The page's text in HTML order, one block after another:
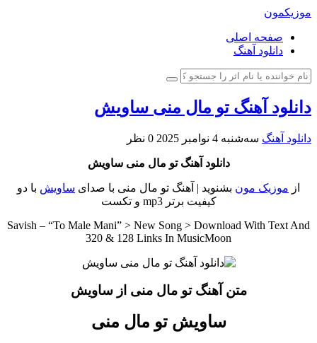
موزیکمون
صفحه اصلی
دانلود آهنگ
دانلود آهنگ تو مال منی ساویش
دانلود آهنگ سه‌شنبه 4 نوامبر 2025 0 نظر
دانلود آهنگ تو مال منی ساویش
از موزیک مون بشنوید | آهنگ تو مال منی با صدای ساویش با دو
کیفیت برتر mp3 و تکست
Savish – “To Male Mani” > New Song > Download With Text And
320 & 128 Links In MusicMoon
متن آهنگ تو مال منی از ساویش
ساویش تو مال منی